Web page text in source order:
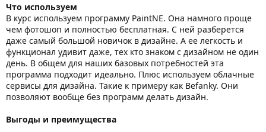
Что используем
В курс используем программу PaintNE. Она намного проще
чем фотошоп и полностью бесплатная. С ней разберется
даже самый большой новичок в дизайне. А ее легкость и
функционал удивит даже, тех кто знаком с дизайном не один
день. В общем для наших базовых потребностей эта
программа подходит идеально. Плюс используем облачные
сервисы для дизайна. Такие к примеру как Befanky. Они
позволяют вообще без программ делать дизайн.
Выгоды и преимущества